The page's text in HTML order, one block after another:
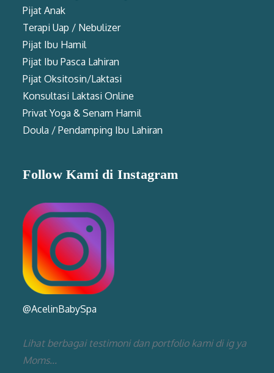
Pijat Anak
Terapi Uap / Nebulizer
Pijat Ibu Hamil
Pijat Ibu Pasca Lahiran
Pijat Oksitosin/Laktasi
Konsultasi Laktasi Online
Privat Yoga & Senam Hamil
Doula / Pendamping Ibu Lahiran
Follow Kami di Instagram
@AcelinBabySpa
Lihat berbagai testimoni dan portfolio kami di ig ya
Moms...